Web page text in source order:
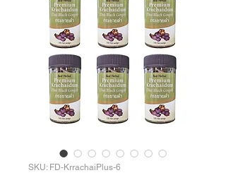
SKU: FD-KrrachaiPlus-6